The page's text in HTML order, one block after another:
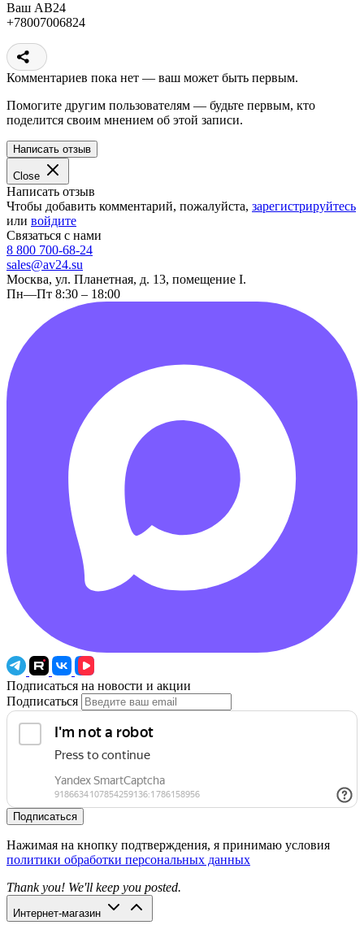
Ваш АВ24
+78007006824
Комментариев пока нет — ваш может быть первым.
Помогите другим пользователям — будьте первым, кто
поделится своим мнением об этой записи.
Написать отзыв
Close
Написать отзыв
Чтобы добавить комментарий, пожалуйста, зарегистрируйтесь
или войдите
Связаться с нами
8 800 700-68-24
sales@av24.su
Москва, ул. Планетная, д. 13, помещение I.
Пн—Пт 8:30 – 18:00
Подписаться на новости и акции
Подписаться
Подписаться
Нажимая на кнопку подтверждения, я принимаю условия
политики обработки персональных данных
Thank you! We'll keep you posted.
Интернет-магазин